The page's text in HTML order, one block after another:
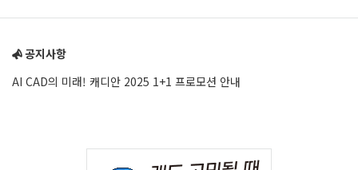
공지사항
AI CAD의 미래! 캐디안 2025 1+1 프로모션 안내